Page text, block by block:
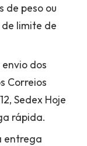
de peso ou
limite de
dos
Correios
Sedex Hoje
rápida.
entrega